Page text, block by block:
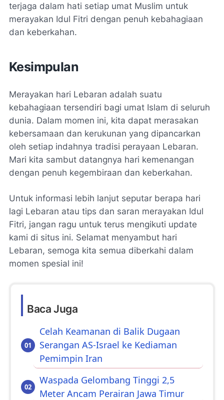
terjaga dalam hati setiap umat Muslim untuk
merayakan Idul Fitri dengan penuh kebahagiaan
dan keberkahan.
Kesimpulan
Merayakan hari Lebaran adalah suatu
kebahagiaan tersendiri bagi umat Islam di seluruh
dunia. Dalam momen ini, kita dapat merasakan
kebersamaan dan kerukunan yang dipancarkan
oleh setiap indahnya tradisi perayaan Lebaran.
Mari kita sambut datangnya hari kemenangan
dengan penuh kegembiraan dan keberkahan.
Untuk informasi lebih lanjut seputar berapa hari
lagi Lebaran atau tips dan saran merayakan Idul
Fitri, jangan ragu untuk terus mengikuti update
kami di situs ini. Selamat menyambut hari
Lebaran, semoga kita semua diberkahi dalam
momen spesial ini!
Baca Juga
Celah Keamanan di Balik Dugaan
Serangan AS-Israel ke Kediaman
Pemimpin Iran
Waspada Gelombang Tinggi 2,5
Meter Ancam Perairan Jawa Timur